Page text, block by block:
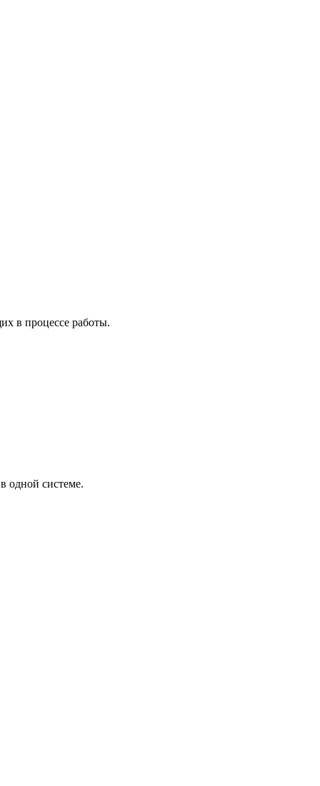
в процессе работы.
одной системе.